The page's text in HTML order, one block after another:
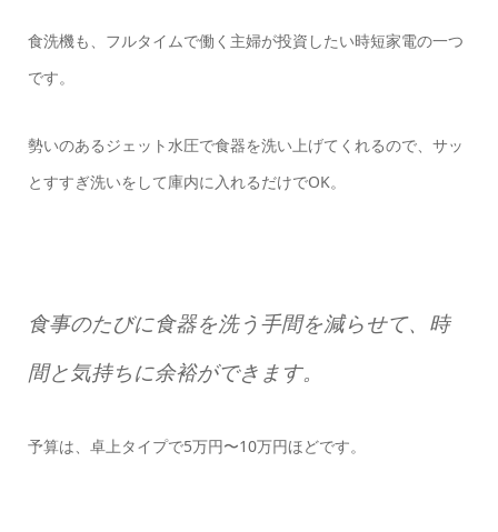
食洗機も、フルタイムで働く主婦が投資したい時短家電の一つ
です。
勢いのあるジェット水圧で食器を洗い上げてくれるので、サッ
とすすぎ洗いをして庫内に入れるだけでOK。
食事のたびに食器を洗う手間を減らせて、時
間と気持ちに余裕ができます。
予算は、卓上タイプで5万円〜10万円ほどです。